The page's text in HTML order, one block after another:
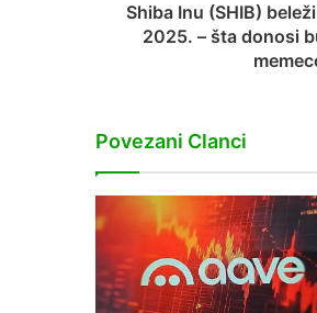
Shiba Inu (SHIB)
2025. – šta donosi
Povezani Clanci